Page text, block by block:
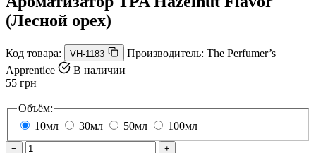
(Лесной орех)
Код товара: VH-1183 Производитель: The Perfumer’s
Apprentice
В наличии
55 грн
Объём:
10мл
30мл 50мл 100мл
− +